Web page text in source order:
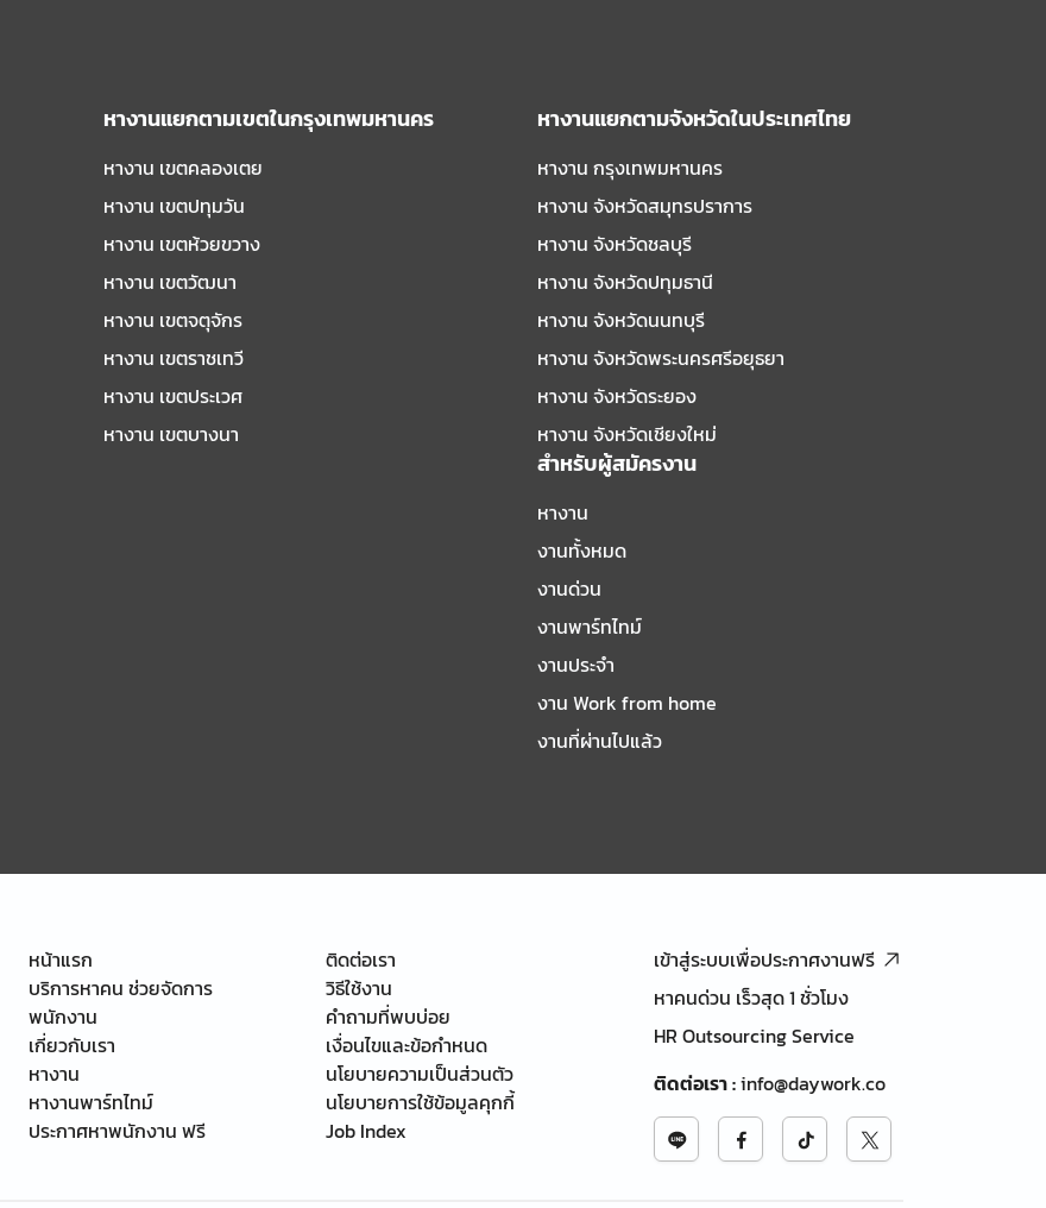
หางานแยกตามเขตในกรุงเทพมหานคร
หางาน เขตคลองเตย
หางาน เขตปทุมวัน
หางาน เขตห้วยขวาง
หางาน เขตวัฒนา
หางาน เขตจตุจักร
หางาน เขตราชเทวี
หางาน เขตประเวศ
หางาน เขตบางนา
หางานแยกตามจังหวัดในประเทศไทย
หางาน กรุงเทพมหานคร
หางาน จังหวัดสมุทรปราการ
หางาน จังหวัดชลบุรี
หางาน จังหวัดปทุมธานี
หางาน จังหวัดนนทบุรี
หางาน จังหวัดพระนครศรีอยุธยา
หางาน จังหวัดระยอง
หางาน จังหวัดเชียงใหม่
สำหรับผู้สมัครงาน
หางาน
งานทั้งหมด
งานด่วน
งานพาร์ทไทม์
งานประจำ
งาน Work from home
งานที่ผ่านไปแล้ว
หน้าแรก
บริการหาคน ช่วยจัดการ
พนักงาน
เกี่ยวกับเรา
หางาน
หางานพาร์ทไทม์
ประกาศหาพนักงาน ฟรี
ติดต่อเรา
วิธีใช้งาน
คำถามที่พบบ่อย
เงื่อนไขและข้อกำหนด
นโยบายความเป็นส่วนตัว
นโยบายการใช้ข้อมูลคุกกี้
Job Index
เข้าสู่ระบบเพื่อประกาศงานฟรี
หาคนด่วน เร็วสุด 1 ชั่วโมง
HR Outsourcing Service
ติดต่อเรา:info@daywork.co